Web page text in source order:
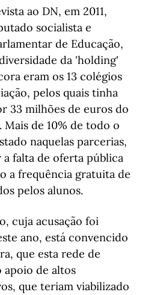
ao DN, em 2011,
socialista e
de Educação,
da 'holding'
eram os 13 colégios
pelos quais tinha
33 milhões de euros do
de 10% de todo o
naquelas parcerias,
a falta de oferta pública
a frequência gratuita de
pelos alunos.
cuja acusação foi
ano, está convencido
que esta rede de
apoio de altos
que teriam viabilizado